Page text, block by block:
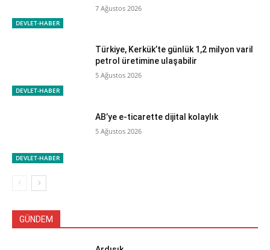
DEVLET-HABER
7 Ağustos 2026
DEVLET-HABER
Türkiye, Kerkük’te günlük 1,2 milyon varil
petrol üretimine ulaşabilir
5 Ağustos 2026
DEVLET-HABER
AB’ye e-ticarette dijital kolaylık
5 Ağustos 2026
GÜNDEM